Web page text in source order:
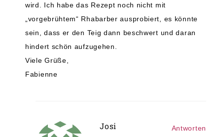
wird. Ich habe das Rezept noch nicht mit
„vorgebrühtem“ Rhabarber ausprobiert, es könnte
sein, dass er den Teig dann beschwert und daran
hindert schön aufzugehen.
Viele Grüße,
Fabienne
Josi Antworten